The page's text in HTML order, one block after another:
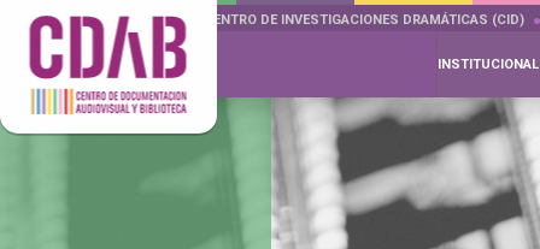
DOCUMENTA DRAMÁTICAS CENTRO DE INVESTIGACIONES DRAMÁTICAS (CID)
INSTITUCIONAL